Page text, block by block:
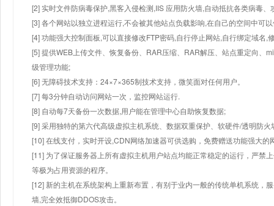
[2] 实时文件防病毒保护,黑客入侵检测,IIS 应用防火墙,自动抵抗各类病毒、
[3] 各个网站以独立进程运行,不会被其他站点负载影响,在自己的空间中可
[4] 功能强大控制面板,可以直接修改FTP密码,自行停止网站,自行绑定域名,
[5] 提供WEB上传文件、恢复备份、RAR压缩、RAR解压、站点重定向、
级管理功能;
[6] 无障碍技术支持：24×7×365制技术支持，微笑面对任何用户。
[7] 每3分钟自动访问网站一次，监控网站运行.
[8] 自动每7天备份一次数据,用户能在管理中心自助恢复数据;
[9] 采用独特的第六代高级虚拟主机系统、数据双重保护、软硬件/透明防火
[10] 在线支付，实时开设,CDN网络加速器可供选购，免费赠送功能强大
[11] 为了保证服务器上所有虚拟主机用户站点均能正常稳定的运行，严禁
等极为占用资源的程序。
[12] 新的主机在系统架构上重新布置，有别于业内一般的传统单机系统，
墙,完全效抵御DDOS攻击。